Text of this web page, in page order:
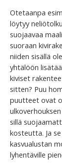
Otetaanpa
löytyy
suojaavaa
suoraan
niiden sisällä
yhtälöön
kiviset
sitten? Puu
puutteet ovat
sillä
kosteutta. Ja
kasvualustan
lyhentäville